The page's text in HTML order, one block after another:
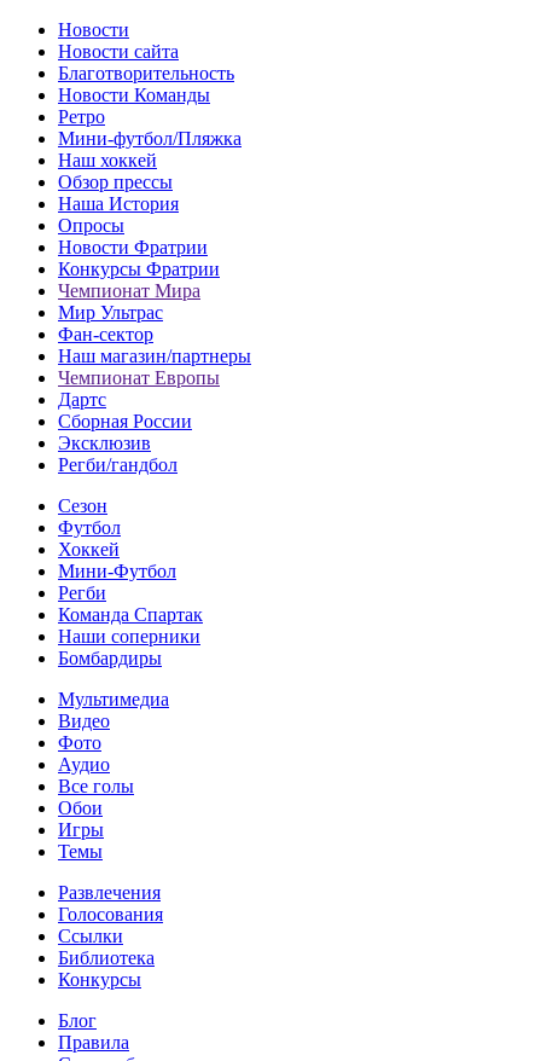
Новости
Новости сайта
Благотворительность
Новости Команды
Ретро
Мини-футбол/Пляжка
Наш хоккей
Обзор прессы
Наша История
Опросы
Новости Фратрии
Конкурсы Фратрии
Чемпионат Мира
Мир Ультрас
Фан-cектор
Наш магазин/партнеры
Чемпионат Европы
Дартс
Сборная России
Эксклюзив
Регби/гандбол
Сезон
Футбол
Хоккей
Мини-Футбол
Регби
Команда Спартак
Наши соперники
Бомбардиры
Мультимедиа
Видео
Фото
Аудио
Все голы
Обои
Игры
Темы
Развлечения
Голосования
Ссылки
Библиотека
Конкурсы
Блог
Правила